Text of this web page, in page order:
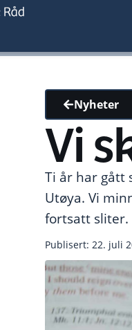
Nyheter
Vi
Ti år har gått
Utøya. Vi
fortsatt sliter.
Publisert: 22. juli